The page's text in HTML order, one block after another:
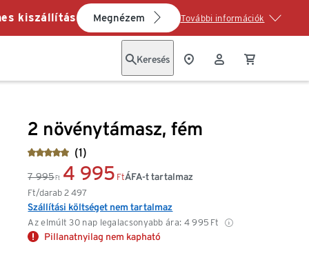
kiszállítás Megnézem További információk
Keresés
2 növénytámasz, fém
(1)
7 995 Ft 4 995 Ft
Ft/darab2 497
Az elmúlt 30 nap legalacsonyabb ára: 4 995 Ft
ÁFA-t tartalmaz
Szállítási költséget nem tartalmaz
Pillanatnyilag nem kapható